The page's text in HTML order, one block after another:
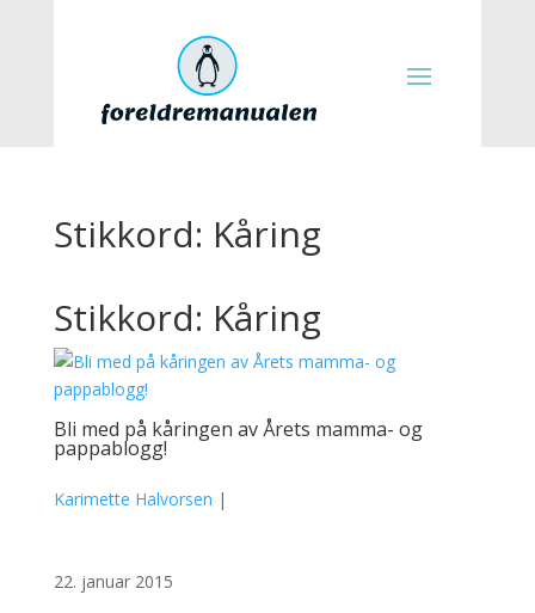
Stikkord: Kåring
Stikkord: Kåring
Bli med på kåringen av Årets mamma- og
pappablogg!
Karimette Halvorsen |
22. januar 2015